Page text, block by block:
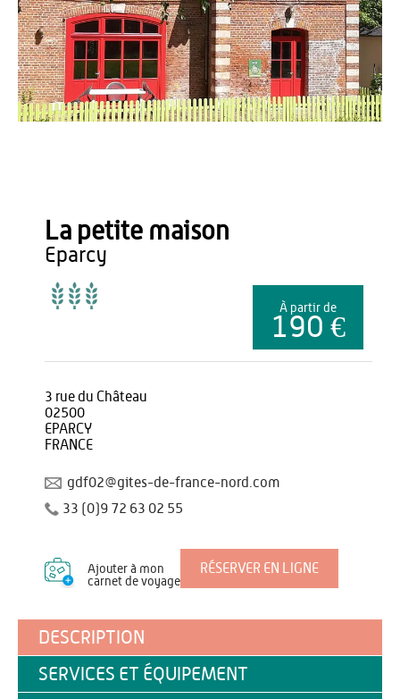
La petite maison
eparcy
À partir de
190 €
3 rue du Château
02500
EPARCY
FRANCE
gdf02@gites-de-france-nord.com
33 (0)9 72 63 02 55
Ajouter à mon
carnet de voyage
RÉSERVER EN LIGNE
DESCRIPTION
SERVICES ET ÉQUIPEMENT